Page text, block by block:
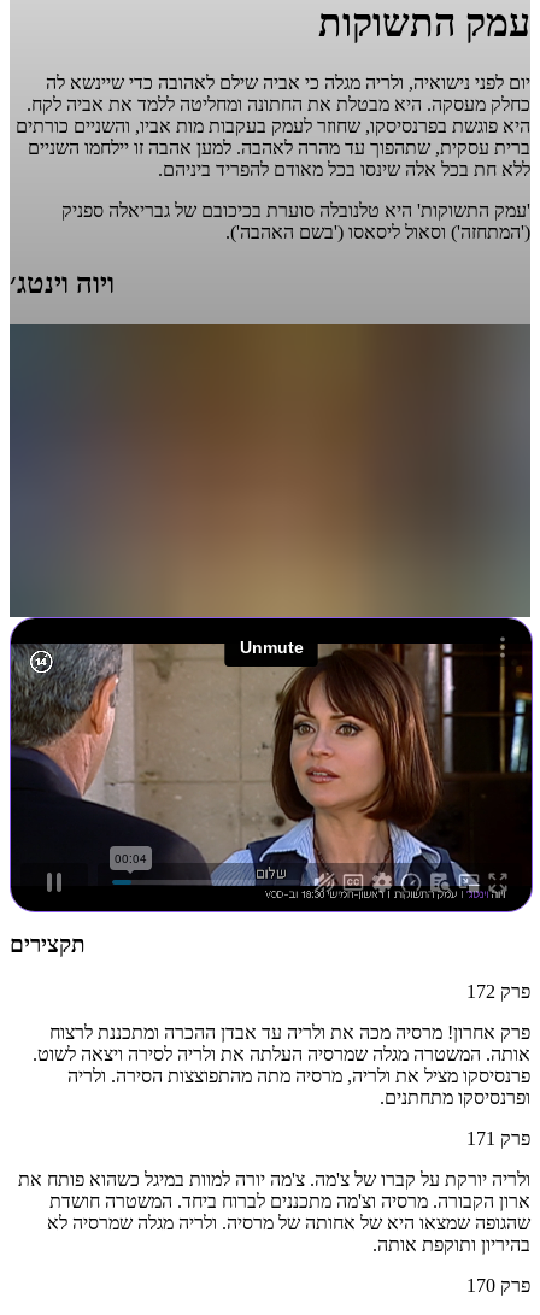
עמק התשוקות
יום לפני נישואיה, ולריה מגלה כי אביה שילם לאהובה כדי שיינשא לה
כחלק מעסקה. היא מבטלת את החתונה ומחליטה ללמד את אביה לקח.
היא פוגשת בפרנסיסקו, שחוזר לעמק בעקבות מות אביו, והשניים כורתים
ברית עסקית, שתהפוך עד מהרה לאהבה. למען אהבה זו יילחמו השניים
ללא חת בכל אלה שינסו בכל מאודם להפריד ביניהם.
'עמק התשוקות' היא טלנובלה סוערת בכיכובם של גבריאלה ספניק
('המתחזה') וסאול ליסאסו ('בשם האהבה').
ויוה וינטג׳
תקצירים
פרק 172
פרק אחרון! מרסיה מכה את ולריה עד אבדן ההכרה ומתכננת לרצוח
אותה. המשטרה מגלה שמרסיה העלתה את ולריה לסירה ויצאה לשוט.
פרנסיסקו מציל את ולריה, מרסיה מתה מהתפוצצות הסירה. ולריה
ופרנסיסקו מתחתנים.
פרק 171
ולריה יורקת על קברו של צ'מה. צ'מה יורה למוות במיגל כשהוא פותח את
ארון הקבורה. מרסיה וצ'מה מתכננים לברוח ביחד. המשטרה חושדת
שהגופה שמצאו היא של אחותה של מרסיה. ולריה מגלה שמרסיה לא
בהיריון ותוקפת אותה.
פרק 170